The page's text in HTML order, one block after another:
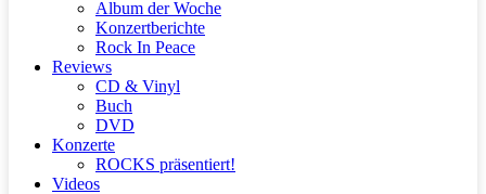
Album der Woche
Konzertberichte
Rock In Peace
Reviews
CD & Vinyl
Buch
DVD
Konzerte
ROCKS präsentiert!
Videos